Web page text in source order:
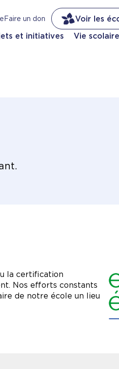
Faire un don Voir les
et initiatives Vie scolaire
la certification
Nos efforts constants
de notre école un lieu